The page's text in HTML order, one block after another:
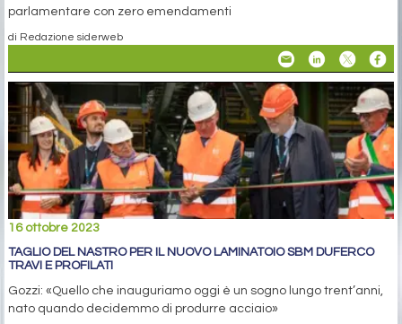
parlamentare con zero emendamenti
di Redazione siderweb
16 ottobre 2023
TAGLIO DEL NASTRO PER IL NUOVO LAMINATOIO SBM DUFERCO
TRAVI E PROFILATI
Gozzi: «Quello che inauguriamo oggi è un sogno lungo trent’anni,
nato quando decidemmo di produrre acciaio»